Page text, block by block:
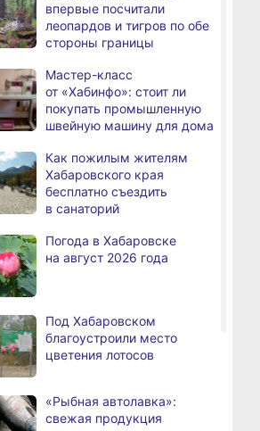
на-Амуре
«умная»
площадка
Федеральный эксперт
высоко оценил
спортивную
инфраструктуру
Хабаровского края
В Хабаровске из горящей
квартиры на Чехова
эвакуировали 6 человек
В трёх районах
Хабаровского края
установился высокий класс
пожарной опасности
В угледобывающем районе
Хабаровского края
модернизировали 4G
Хабаровского края
возрождает
В команду крупного
издательского дома
требуется специалист
и сопровождению продаж
впервые посчитали
леопардов и тигров по обе
стороны границы
Мастер-класс
от «Хабинфо»: стоит ли
покупать промышленную
швейную машину для дома
Как пожилым жителям
Хабаровского края
бесплатно съездить
в санаторий
Погода в Хабаровске
на август 2026 года
Под Хабаровском
благоустроили место
цветения лотосов
«Рыбная автолавка»:
свежая продукция